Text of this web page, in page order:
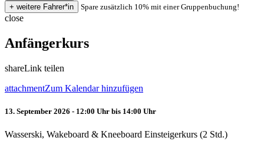
Spare zusätzlich 10% mit einer Gruppenbuchung!
close
Anfängerkurs
shareLink teilen
attachmentZum Kalendar hinzufügen
13. September 2026 - 12:00 Uhr bis 14:00 Uhr
Wasserski, Wakeboard & Kneeboard Einsteigerkurs (2 Std.)